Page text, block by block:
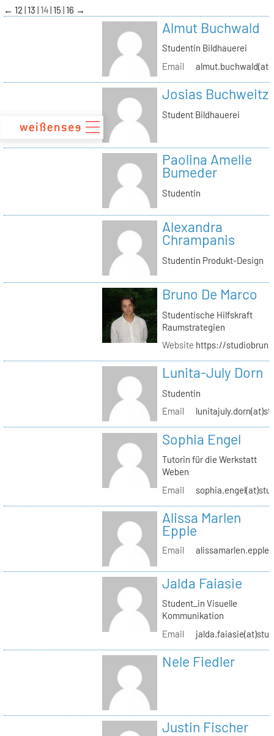
zum
Inhalt
← 12 13 14 15 16 →
Almut Buchwald
Studentin Bildhauerei
Email
Josias Buchweitz
Student Bildhauerei
Paolina Amelie
Bumeder
Studentin
Alexandra
Chrampanis
Studentin Produkt-Design
Bruno De Marco
Studentische Hilfskraft
Raumstrategien
Website https://
Lunita-July Dorn
Studentin
Email
Sophia Engel
Tutorin für die Werkstatt
Weben
Email
Alissa Marlen
Epple
Email
Jalda Faiasie
Student_in Visuelle
Kommunikation
Email
Nele Fiedler
Justin Fischer